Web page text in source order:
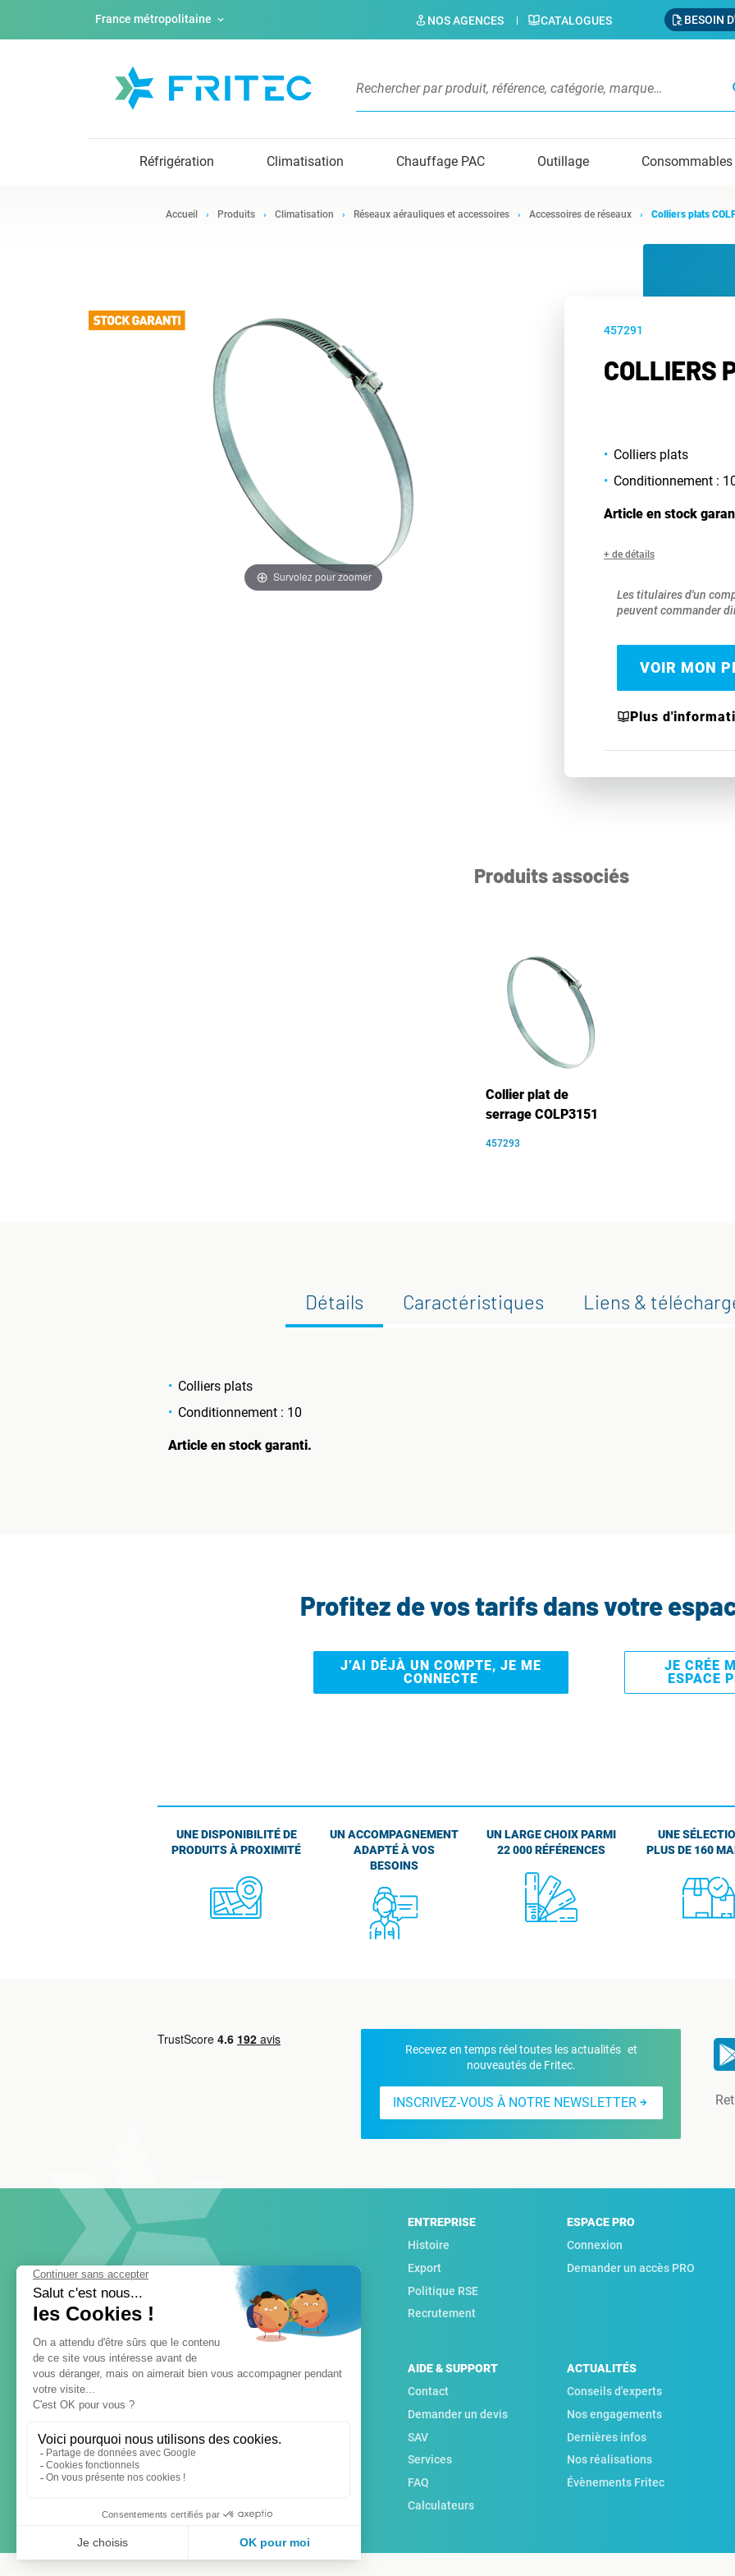
France métropolitaine NOS AGENCES CATALOGUES BESOIN
Réfrigération Climatisation Chauffage PAC Outillage Consommables
Accueil Produits Climatisation Réseaux aérauliques et accessoires Accessoires de réseaux Colliers plats
Survolez pour zoomer
457291
COLLIERS
Colliers plats
Conditionnement :
Article en stock
+ de détails
Les titulaires d'un
peuvent commander
VOIR MON
Plus
Produits associés
Collier plat de
serrage COLP3151
457293
Détails Caractéristiques Liens &
Colliers plats
Conditionnement : 10
Article en stock garanti.
Profitez de vos tarifs dans votre
J’AI DÉJÀ UN COMPTE, JE ME
CONNECTE
JE CRÉE
ESPACE
UNE DISPONIBILITÉ DE
PRODUITS À PROXIMITÉ
UN ACCOMPAGNEMENT
ADAPTÉ À VOS
BESOINS
UN LARGE CHOIX PARMI
22 000 RÉFÉRENCES
UNE
PLUS DE 160
Recevez en temps réel toutes les actualités et
nouveautés de Fritec.
INSCRIVEZ-VOUS À NOTRE NEWSLETTER
ENTREPRISE
Histoire
Export
Politique RSE
Recrutement
ESPACE PRO
Connexion
Demander un accès PRO
AIDE & SUPPORT
Contact
Demander un devis
SAV
Services
FAQ
Calculateurs
ACTUALITÉS
Conseils d'experts
Nos engagements
Dernières infos
Nos réalisations
Évènements Fritec